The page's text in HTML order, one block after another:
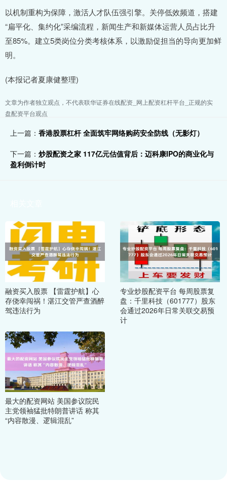
以机制重构为保障，激活人才队伍强引擎。关停低效频道，搭建
“扁平化、集约化”采编流程，新闻生产和新媒体运营人员占比升
至85%。建立5类岗位分类考核体系，以激励促担当的导向更加鲜
明。
(本报记者夏康健整理)
文章为作者独立观点，不代表联华证券在线配资_网上配资杠杆平台_正规的实
盘配资平台观点
上一篇： 香港股票杠杆 全面筑牢网络购药安全防线（无影灯）
下一篇： 炒股配资之家 117亿元估值背后：迈科康IPO的商业化与
盈利倒计时
融资买入股票 【雷霆护航】心
存侥幸闯祸！湛江交管严查酒醉
驾违法行为
专业炒股配资平台 每周股票复
盘：千里科技（601777）股东
会通过2026年日常关联交易预
计
最大的配资网站 美国参议院民
主党领袖猛批特朗普讲话 称其
“内容散漫、逻辑混乱”